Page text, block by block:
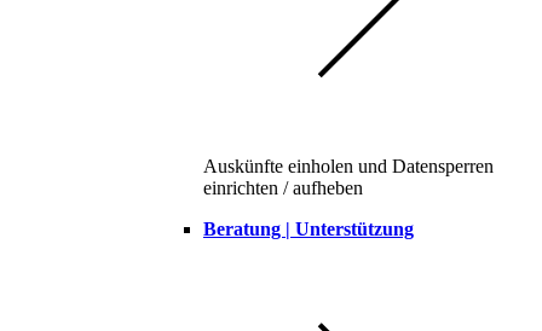
Auskünfte einholen und Datensperren
einrichten / aufheben
Beratung | Unterstützung